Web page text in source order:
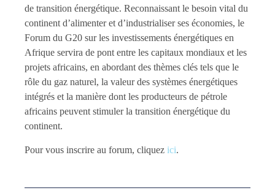
de transition énergétique. Reconnaissant le besoin vital du
continent d’alimenter et d’industrialiser ses économies, le
Forum du G20 sur les investissements énergétiques en
Afrique servira de pont entre les capitaux mondiaux et les
projets africains, en abordant des thèmes clés tels que le
rôle du gaz naturel, la valeur des systèmes énergétiques
intégrés et la manière dont les producteurs de pétrole
africains peuvent stimuler la transition énergétique du
continent.
Pour vous inscrire au forum, cliquez ici.